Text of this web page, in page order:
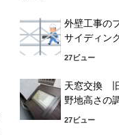
外壁工事の
サイディン
27ビュー
天窓交換
野地高さの
27ビュー